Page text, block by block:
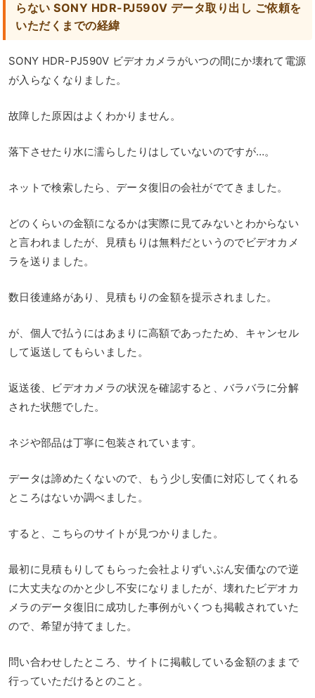
らない SONY HDR-PJ590V データ取り出し ご依頼を
いただくまでの経緯
SONY HDR-PJ590V ビデオカメラがいつの間にか壊れて電源
が入らなくなりました。
故障した原因はよくわかりません。
落下させたり水に濡らしたりはしていないのですが…。
ネットで検索したら、データ復旧の会社がでてきました。
どのくらいの金額になるかは実際に見てみないとわからない
と言われましたが、見積もりは無料だというのでビデオカメ
ラを送りました。
数日後連絡があり、見積もりの金額を提示されました。
が、個人で払うにはあまりに高額であったため、キャンセル
して返送してもらいました。
返送後、ビデオカメラの状況を確認すると、バラバラに分解
された状態でした。
ネジや部品は丁寧に包装されています。
データは諦めたくないので、もう少し安価に対応してくれる
ところはないか調べました。
すると、こちらのサイトが見つかりました。
最初に見積もりしてもらった会社よりずいぶん安価なので逆
に大丈夫なのかと少し不安になりましたが、壊れたビデオカ
メラのデータ復旧に成功した事例がいくつも掲載されていた
ので、希望が持てました。
問い合わせしたところ、サイトに掲載している金額のままで
行っていただけるとのこと。